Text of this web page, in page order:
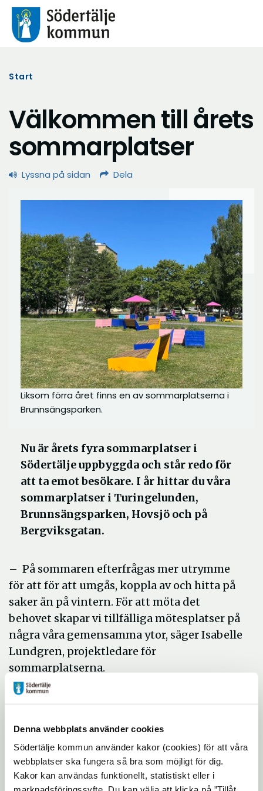
Denna webbplats använder cookies
Södertälje kommun använder kakor (cookies) för att våra
webbplatser ska fungera så bra som möjligt för dig.
Kakor kan användas funktionellt, statistiskt eller i
Start
Välkommen till årets
sommarplatser
Lyssna på sidan Dela
Liksom förra året finns en av sommarplatserna i
Brunnsängsparken.
Nu är årets fyra sommarplatser i
Södertälje uppbyggda och står redo för
att ta emot besökare. I år hittar du våra
sommarplatser i Turingelunden,
Brunnsängsparken, Hovsjö och på
Bergviksgatan.
– På sommaren efterfrågas mer utrymme
för att för att umgås, koppla av och hitta på
saker än på vintern. För att möta det
behovet skapar vi tillfälliga mötesplatser på
några våra gemensamma ytor, säger Isabelle
Lundgren, projektledare för
sommarplatserna.
Tre av sommarplatserna är på samma
ställen som förra året, i Turingelunden,
Brunnängsparken och Hovsjö. Årets nyhet
Mälarparken.
En plats för både vila och